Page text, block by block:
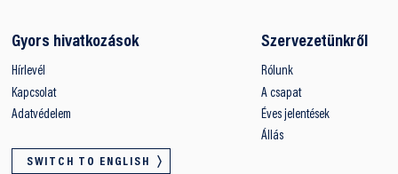
Gyors hivatkozások
Hírlevél
Kapcsolat
Adatvédelem
SWITCH TO ENGLISH
Szervezetünkről
Rólunk
A csapat
Éves jelentések
Állás